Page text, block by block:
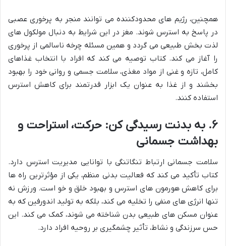
همچنین، رژیم های محدودکننده می توانند منجر به پرخوری عصبی
در پاسخ به استرس شوند. مغز در این شرایط به دنبال مولکول های
لذت بخش طبیعی می گردد و همین مسئله چرخه ناسالمی از پرخوری
را آغاز می کند. کتاب توصیه می کند که افراد با انتخاب غذاهای
کامل، تازه و غنی از مواد مغذی، سلامت جسمی و روانی خود را بهبود
بخشند و از غذا به عنوان یک ابزار قدرتمند برای کاهش استرس
استفاده کنند.
۶. به بدنت رسیدگی کن: حرکت، استراحت و
بهداشت جسمانی
سلامت جسمانی ارتباط تنگاتنگی با توانایی مدیریت استرس دارد.
کتاب تأکید می کند که فعالیت بدنی منظم، یکی از مؤثرترین راه ها
برای کاهش هورمون های استرس و بهبود خلق و خو است. ورزش نه
تنها انرژی های منفی را تخلیه می کند، بلکه به تولید اندورفین که به
عنوان مسکن های طبیعی بدن شناخته می شوند، کمک می کند. این
حس سرزندگی و نشاط، تأثیر چشمگیری بر روحیه افراد دارد.